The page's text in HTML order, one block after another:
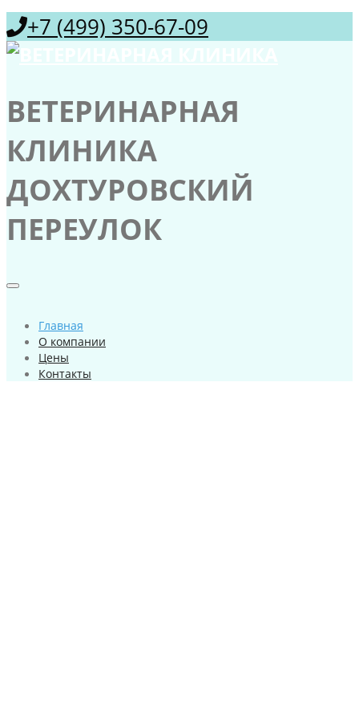
+7 (499) 350-67-09
ВЕТЕРИНАРНАЯ
КЛИНИКА
ДОХТУРОВСКИЙ
ПЕРЕУЛОК
Главная
О компании
Цены
Контакты